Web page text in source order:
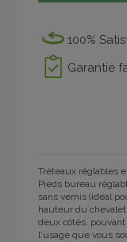
100%
Garantie
Tréteaux réglables
Pieds bureau
sans vernis (idéal
hauteur du
deux côtés,
l'usage que vous